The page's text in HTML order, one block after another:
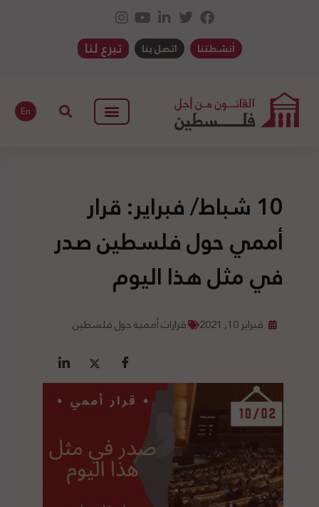
أنشطتنا اتصل بنا تبرع لنا
En
10 شباط/ فبراير: قرار
أممي حول فلسطين صدر
في مثل هذا اليوم
فبراير 10, 2021 قرارات أممية حول فلسطين